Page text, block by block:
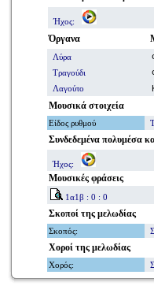
Ήχος:
Όργανα
Λύρα
Τραγούδι
Λαγούτο
Μουσικά στοιχεία
Είδος ρυθμού
Συνδεδεμένα πολυμέσα
Ήχος:
Μουσικές φράσεις
1α1β : 0 : 0
Σκοποί της μελωδίας
Σκοπός:
Χοροί της μελωδίας
Χορός: